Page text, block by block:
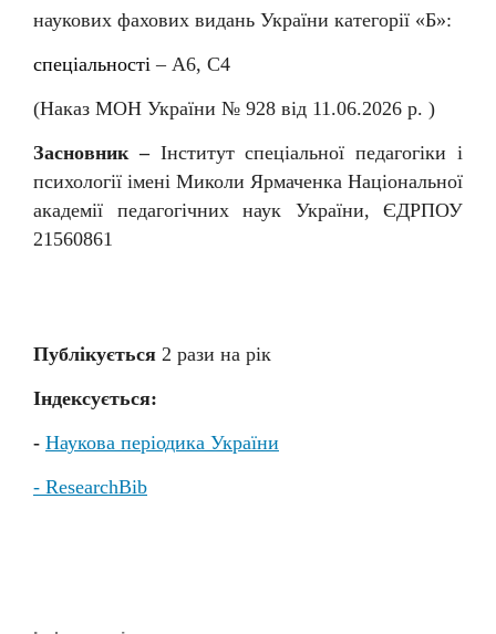
наукових фахових видань України категорії «Б»:
спеціальності–А6, С4
(Наказ МОН України № 928 від 11 .06.2026 р. )
Засновник – Інститут спеціальної педагогіки і
психології імені Миколи Ярмаченка Національної
академії педагогічних наук України, ЄДРПОУ
21560861
Публікується 2 рази на рік
Індексується:
- Наукова періодика України
- ResearchBib